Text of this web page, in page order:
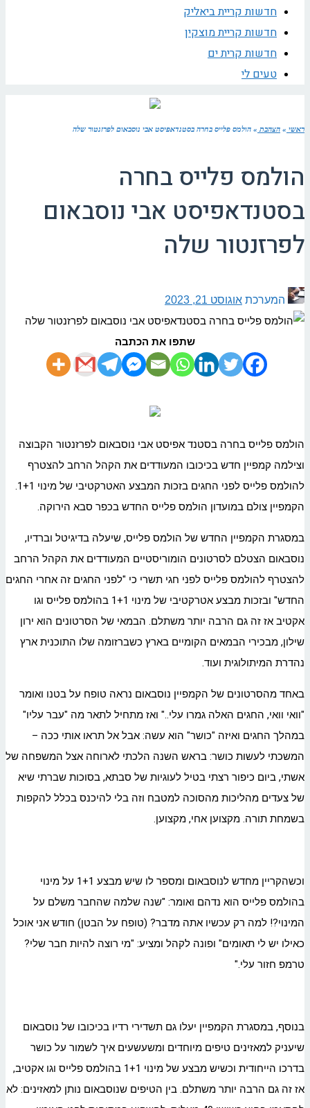
חדשות קריית ביאליק
חדשות קריית מוצקין
חדשות קרית ים
טעים לי
ראשי » הצהבת » הולמס פלייס בחרה בסטנדאפיסט אבי נוסבאום לפרזנטור שלה
הולמס פלייס בחרה
בסטנדאפיסט אבי נוסבאום
לפרזנטור שלה
המערכת אוגוסט 21, 2023
שתפו את הכתבה
הולמס פלייס בחרה בסטנד אפיסט אבי נוסבאום לפרזנטור הקבוצה
וצילמה קמפיין חדש בכיכובו המעודדים את הקהל הרחב להצטרף
להולמס פלייס לפני החגים בזכות המבצע האטרקטיבי של מינוי 1+1.
הקמפיין צולם במועדון הולמס פלייס החדש בכפר סבא הירוקה.
במסגרת הקמפיין החדש של הולמס פלייס, שיעלה בדיגיטל וברדיו,
נוסבאום הצטלם לסרטונים הומוריסטיים המעודדים את הקהל הרחב
להצטרף להולמס פלייס לפני חגי תשרי כי "לפני החגים זה אחרי החגים
החדש" ובזכות מבצע אטרקטיבי של מינוי 1+1 בהולמס פלייס וגו
אקטיב אז זה גם הרבה יותר משתלם. הבמאי של הסרטונים הוא ירון
שילון, מבכירי הבמאים הקומיים בארץ כשברזומה שלו התוכנית ארץ
נהדרת המיתולוגית ועוד.
באחד מהסרטונים של הקמפיין נוסבאום נראה טופח על בטנו ואומר
"וואי וואי, החגים האלה גמרו עלי.." ואז מתחיל לתאר מה "עבר עליו"
במהלך החגים ואיזה "כושר" הוא עשה: אבל אל תראו אותי ככה –
המשכתי לעשות כושר: בראש השנה הלכתי לארוחה אצל המשפחה של
אשתי, ביום כיפור רצתי בטיל לעוגיות של סבתא, בסוכות שברתי שיא
של צעדים מהליכות מהסוכה למטבח וזה בלי להיכנס בכלל להקפות
בשמחת תורה. מקצוען אחי, מקצוען.
וכשהקריין מחדש לנוסבאום ומספר לו שיש מבצע 1+1 על מינוי
בהולמס פלייס הוא נדהם ואומר: "שנה שלמה שהחבר משלם על
המינוי?! למה רק עכשיו אתה מדבר? (טופח על הבטן) חודש אני אוכל
כאילו יש לי תאומים" ופונה לקהל ומציע: "מי רוצה להיות חבר שלי?
טרמפ חזור עלי."
בנוסף, במסגרת הקמפיין יעלו גם תשדירי רדיו בכיכובו של נוסבאום
שיעניק למאזינים טיפים מיוחדים ומשעשעים איך לשמור על כושר
בדרכו הייחודית וכשיש מבצע של מינוי 1+1 בהולמס פלייס וגו אקטיב,
אז זה גם הרבה יותר משתלם. בין הטיפים שנוסבאום נותן למאזינים: לא